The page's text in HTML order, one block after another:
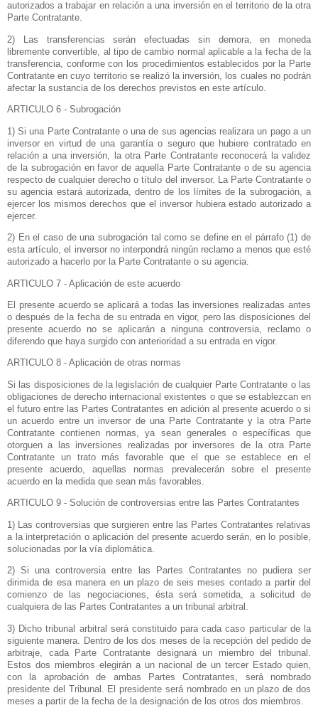
autorizados a trabajar en relación a una inversión en el territorio de la otra
Parte Contratante.
2) Las transferencias serán efectuadas sin demora, en moneda
libremente convertible, al tipo de cambio normal aplicable a la fecha de la
transferencia, conforme con los procedimientos establecidos por la Parte
Contratante en cuyo territorio se realizó la inversión, los cuales no podrán
afectar la sustancia de los derechos previstos en este artículo.
ARTICULO 6 - Subrogación
1) Si una Parte Contratante o una de sus agencias realizara un pago a un
inversor en virtud de una garantía o seguro que hubiere contratado en
relación a una inversión, la otra Parte Contratante reconocerá la validez
de la subrogación en favor de aquella Parte Contratante o de su agencia
respecto de cualquier derecho o título del inversor. La Parte Contratanteo
su agencia estará autorizada, dentro de los límites de la subrogación, a
ejercer los mismos derechos que el inversor hubiera estado autorizado a
ejercer.
2) En el caso de una subrogación tal como se define en el párrafo (1) de
esta artículo, el inversor no interpondrá ningún reclamo a menos que esté
autorizado a hacerlo por la Parte Contratante o su agencia.
ARTICULO 7 - Aplicación de este acuerdo
El presente acuerdo se aplicará a todas las inversiones realizadas antes
o después de la fecha de su entrada en vigor, pero las disposiciones del
presente acuerdo no se aplicarán a ninguna controversia, reclamo o
diferendo que haya surgido con anterioridad a su entrada en vigor.
ARTICULO 8 - Aplicación de otras normas
Si las disposiciones de la legislación de cualquier Parte Contratante o las
obligaciones de derecho internacional existentes o que se establezcan en
el futuro entre las Partes Contratantes en adición al presente acuerdo o si
un acuerdo entre un inversor de una Parte Contratante y la otra Parte
Contratante contienen normas, ya sean generales o específicas que
otorguen a las inversiones realizadas por inversores de la otra Parte
Contratante un trato más favorable que el que se establece en el
presente acuerdo, aquellas normas prevalecerán sobre el presente
acuerdo en la medida que sean más favorables.
ARTICULO 9 - Solución de controversias entre las Partes Contratantes
1) Las controversias que surgieren entre las Partes Contratantes relativas
a la interpretación o aplicación del presente acuerdo serán, en lo posible,
solucionadas por la vía diplomática.
2) Si una controversia entre las Partes Contratantes no pudiera ser
dirimida de esa manera en un plazo de seis meses contado a partir del
comienzo de las negociaciones, ésta será sometida, a solicitud de
cualquiera de las Partes Contratantes a un tribunal arbitral.
3) Dicho tribunal arbitral será constituido para cada caso particular de la
siguiente manera. Dentro de los dos meses de la recepción del pedido de
arbitraje, cada Parte Contratante designará un miembro del tribunal.
Estos dos miembros elegirán a un nacional de un tercer Estado quien,
con la aprobación de ambas Partes Contratantes, será nombrado
presidente del Tribunal. El presidente será nombrado en un plazo de dos
meses a partir de la fecha de la designación de los otros dos miembros.